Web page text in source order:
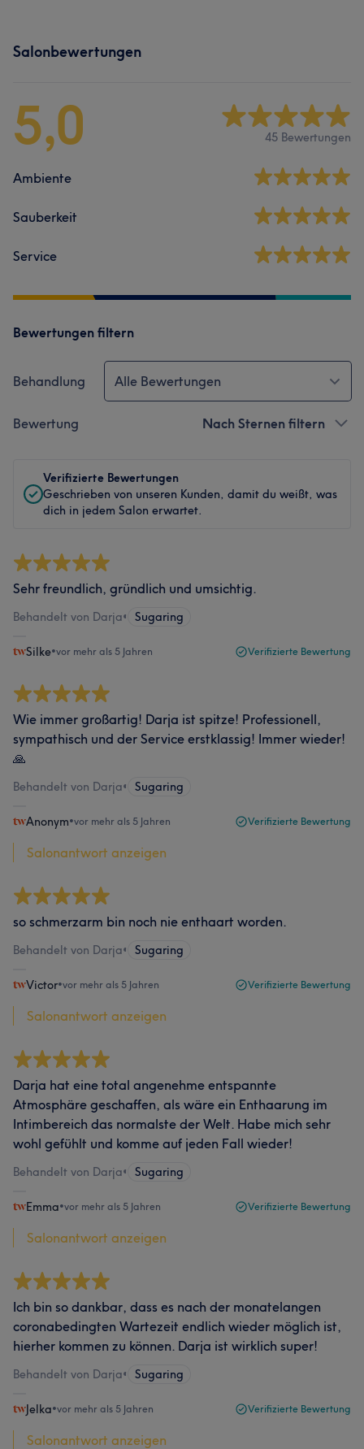
Salonbewertungen
5,0 45 Bewertungen
Ambiente
Sauberkeit
Service
Bewertungen filtern
Behandlung Alle Bewertungen
Bewertung Nach Sternen filtern
Verifizierte Bewertungen
Geschrieben von unseren Kunden, damit du weißt, was
dich in jedem Salon erwartet.
Sehr freundlich, gründlich und umsichtig.
Behandelt von Darja• Sugaring
Silke•vor mehr als 5 Jahren Verifizierte Bewertung
Wie immer großartig! Darja ist spitze! Professionell,
sympathisch und der Service erstklassig! Immer wieder!
🙏
Behandelt von Darja• Sugaring
Anonym•vor mehr als 5 Jahren Verifizierte Bewertung
Salonantwort anzeigen
so schmerzarm bin noch nie enthaart worden.
Behandelt von Darja• Sugaring
Victor•vor mehr als 5 Jahren Verifizierte Bewertung
Salonantwort anzeigen
Darja hat eine total angenehme entspannte
Atmosphäre geschaffen, als wäre ein Enthaarung im
Intimbereich das normalste der Welt. Habe mich sehr
wohl gefühlt und komme auf jeden Fall wieder!
Behandelt von Darja• Sugaring
Emma•vor mehr als 5 Jahren Verifizierte Bewertung
Salonantwort anzeigen
Ich bin so dankbar, dass es nach der monatelangen
coronabedingten Wartezeit endlich wieder möglich ist,
hierher kommen zu können. Darja ist wirklich super!
Behandelt von Darja• Sugaring
Jelka•vor mehr als 5 Jahren Verifizierte Bewertung
Salonantwort anzeigen